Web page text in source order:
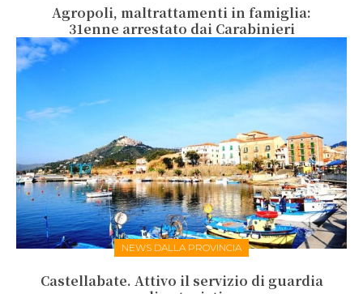
Agropoli, maltrattamenti in famiglia:
31enne arrestato dai Carabinieri
NEWS DALLA PROVINCIA
Castellabate. Attivo il servizio di guardia